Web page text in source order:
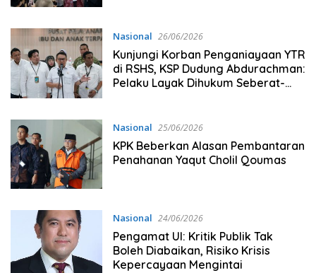
Nasional 26/06/2026
Kunjungi Korban Penganiayaan YTR
di RSHS, KSP Dudung Abdurachman:
Pelaku Layak Dihukum Seberat-
Nasional 25/06/2026
KPK Beberkan Alasan Pembantaran
Penahanan Yaqut Cholil Qoumas
Nasional 24/06/2026
Pengamat UI: Kritik Publik Tak
Boleh Diabaikan, Risiko Krisis
Kepercayaan Mengintai